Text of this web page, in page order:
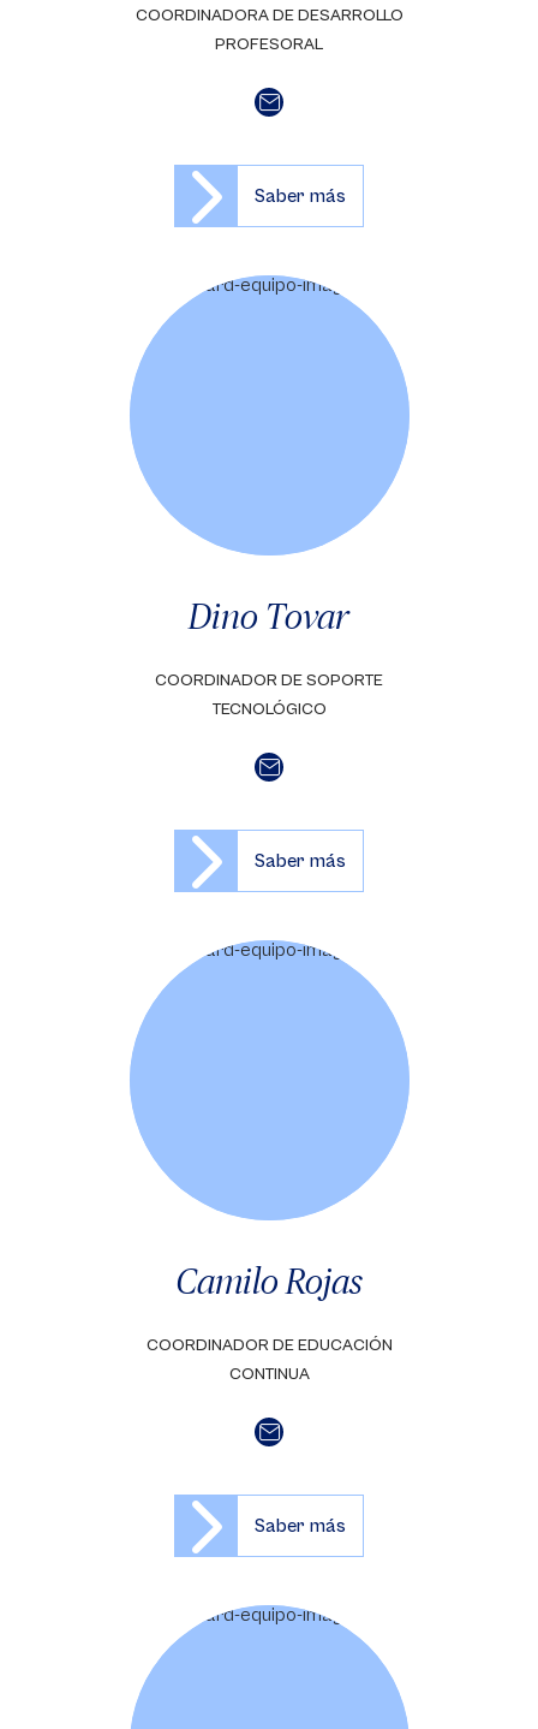
COORDINADORA DE DESARROLLO
PROFESORAL
Saber más
Dino Tovar
COORDINADOR DE SOPORTE
TECNOLÓGICO
Saber más
Camilo Rojas
COORDINADOR DE EDUCACIÓN
CONTINUA
Saber más